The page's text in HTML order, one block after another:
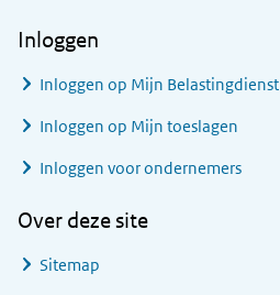
Inloggen
Inloggen op Mijn Belastingdienst
Inloggen op Mijn toeslagen
Inloggen voor ondernemers
Over deze site
Sitemap